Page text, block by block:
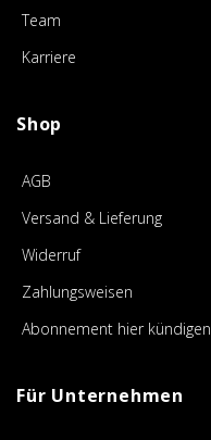
Team
Karriere
Shop
AGB
Versand & Lieferung
Widerruf
Zahlungsweisen
Abonnement hier kündigen
Für Unternehmen